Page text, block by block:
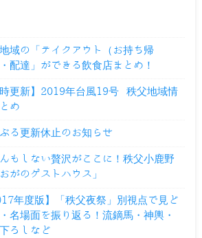
域の「テイクアウト（お持ち帰
配達」ができる飲食店まとめ！
時更新】2019年台風19号 秩父地域情
め
る更新休止のお知らせ
もしない贅沢がここに！秩父小鹿野
がのゲストハウス」
年度版】「秩父夜祭」別視点で見ど
名場面を振り返る！流鏑馬・神輿・
ろしなど